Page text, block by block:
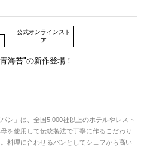
公式オンラインスト
ア
海苔"の新作登場！
ン」は、全国5,000社以上のホテルやレスト
を使用して伝統製法で丁寧に作るこだわり
料理に合わせるパンとしてシェフから高い